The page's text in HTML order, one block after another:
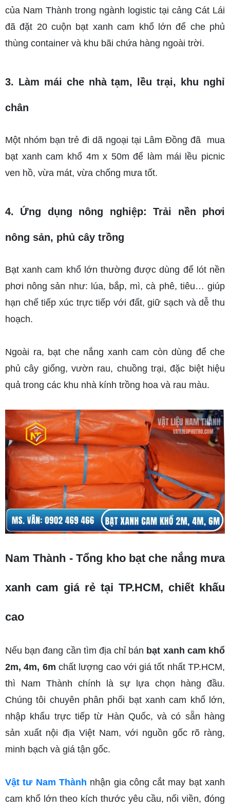
của Nam Thành trong ngành logistic tại cảng Cát Lái
đã đặt 20 cuộn bạt xanh cam khổ lớn để che phủ
thùng container và khu bãi chứa hàng ngoài trời.
3. Làm mái che nhà tạm, lều trại, khu nghỉ
chân
Một nhóm bạn trẻ đi dã ngoại tại Lâm Đồng đã  mua
bạt xanh cam khổ 4m x 50m để làm mái lều picnic
ven hồ, vừa mát, vừa chống mưa tốt.
4. Ứng dụng nông nghiệp: Trải nền phơi
nông sản, phủ cây trồng
Bạt xanh cam khổ lớn thường được dùng để lót nền
phơi nông sản như: lúa, bắp, mì, cà phê, tiêu… giúp
hạn chế tiếp xúc trực tiếp với đất, giữ sạch và dễ thu
hoạch.
Ngoài ra, bạt che nắng xanh cam còn dùng để che
phủ cây giống, vườn rau, chuồng trại, đặc biệt hiệu
quả trong các khu nhà kính trồng hoa và rau màu.
Nam Thành - Tổng kho bạt che nắng mưa
xanh cam giá rẻ tại TP.HCM, chiết khấu
cao
Nếu bạn đang cần tìm địa chỉ bán bạt xanh cam khổ
2m, 4m, 6m chất lượng cao với giá tốt nhất TP.HCM,
thì Nam Thành chính là sự lựa chọn hàng đầu.
Chúng tôi chuyên phân phối bạt xanh cam khổ lớn,
nhập khẩu trực tiếp từ Hàn Quốc, và có sẵn hàng
sản xuất nội địa Việt Nam, với nguồn gốc rõ ràng,
minh bạch và giá tận gốc.
Vật tư Nam Thành nhận gia công cắt may bạt xanh
cam khổ lớn theo kích thước yêu cầu, nối viền, đóng